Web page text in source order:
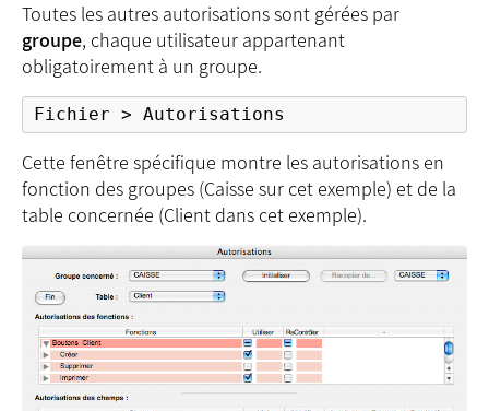
Toutes les autres autorisations sont gérées par
groupe, chaque utilisateur appartenant
obligatoirement à un groupe.
Fichier > Autorisations
Cette fenêtre spécifique montre les autorisations en
fonction des groupes (Caisse sur cet exemple) et de la
table concernée (Client dans cet exemple).